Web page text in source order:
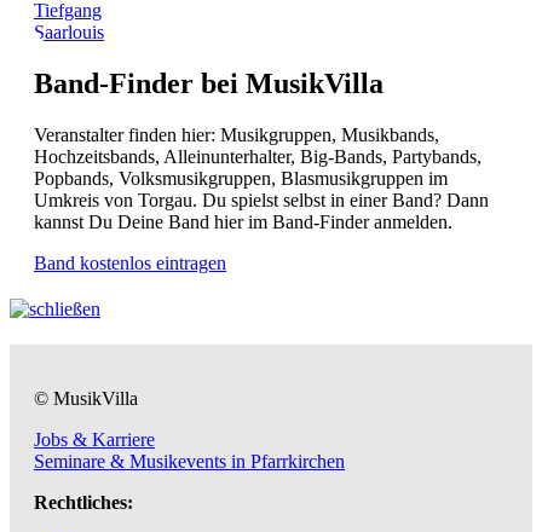
Tiefgang
Saarlouis
Band-Finder bei MusikVilla
Veranstalter finden hier: Musikgruppen, Musikbands,
Hochzeitsbands, Alleinunterhalter, Big-Bands, Partybands,
Popbands, Volksmusikgruppen, Blasmusikgruppen im
Umkreis von Torgau. Du spielst selbst in einer Band? Dann
kannst Du Deine Band hier im Band-Finder anmelden.
Band kostenlos eintragen
© MusikVilla
Jobs & Karriere
Seminare & Musikevents in Pfarrkirchen
Rechtliches: